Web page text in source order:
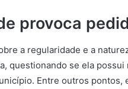
provoca
a regularidade e a
questionando se ela
Entre outros